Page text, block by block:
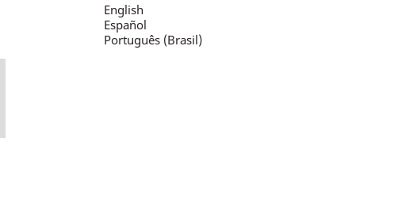
English
Español
Português (Brasil)